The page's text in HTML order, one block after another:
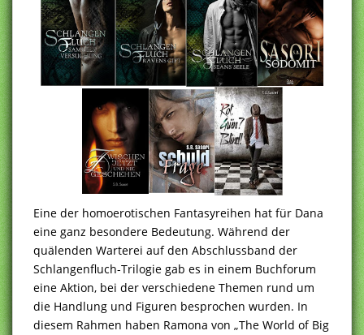
Eine der homoerotischen Fantasyreihen hat für Dana
eine ganz besondere Bedeutung. Während der
quälenden Warterei auf den Abschlussband der
Schlangenfluch-Trilogie gab es in einem Buchforum
eine Aktion, bei der verschiedene Themen rund um
die Handlung und Figuren besprochen wurden. In
diesem Rahmen haben Ramona von „The World of Big